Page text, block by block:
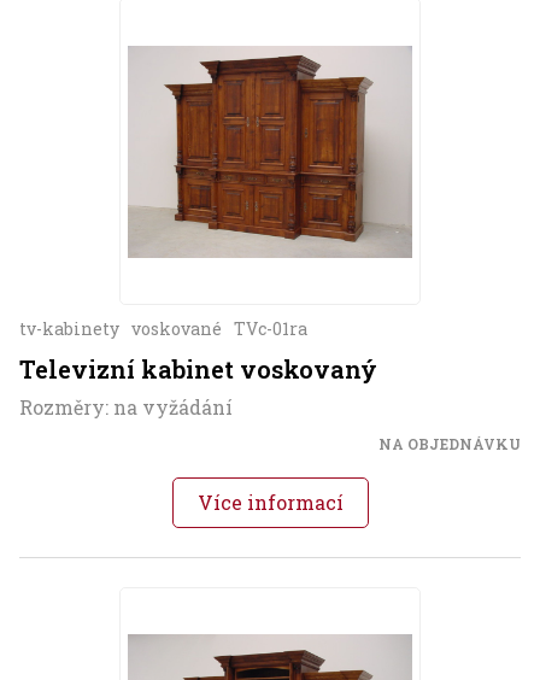
tv-kabinety voskované TVc-01ra
Televizní kabinet voskovaný
Rozměry: na vyžádání
NA OBJEDNÁVKU
Více informací